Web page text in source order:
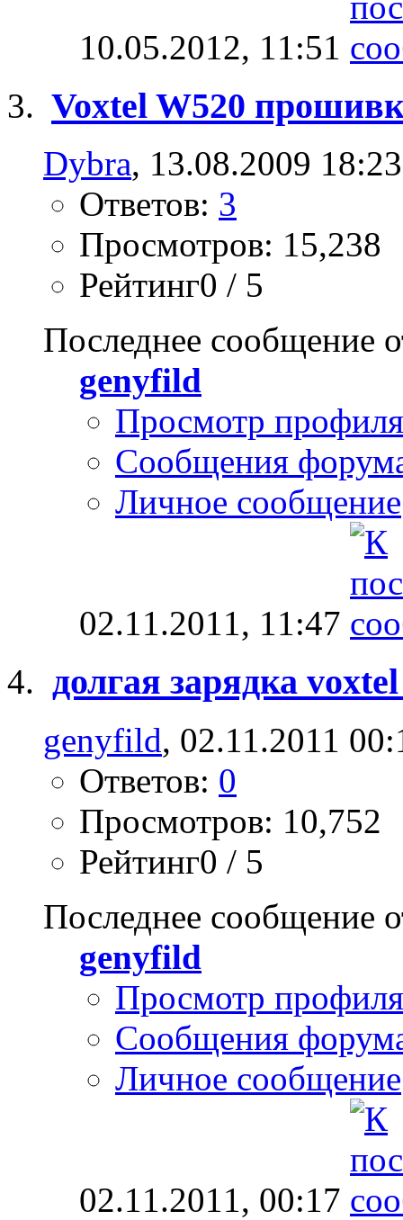
10.05.2012, 11:51
Voxtel W520
Dybra, 13.08.2009 18:23
Ответов: 3
Просмотров: 15,238
Рейтинг0 / 5
Последнее сообщение
genyfild
Просмотр профиля
Сообщения
Личное сообщение
02.11.2011, 11:47
долгая зарядка
genyfild, 02.11.2011
Ответов: 0
Просмотров: 10,752
Рейтинг0 / 5
Последнее сообщение
genyfild
Просмотр профиля
Сообщения
Личное сообщение
02.11.2011, 00:17